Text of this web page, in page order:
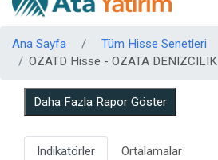
Ana Sayfa
Tüm Hisse Senetleri
OZATD Hisse - OZATA DENIZCILIK
Daha Fazla Rapor Göster
Indikatörler
Ortalamalar